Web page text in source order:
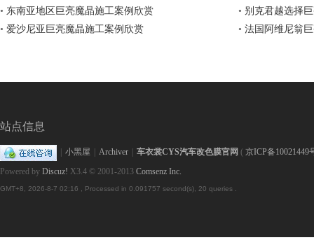
• 东南亚地区巨亮魔晶施工案例欣赏 • 别克君越选择
• 爱沙尼亚巨亮魔晶施工案例欣赏 • 法国阿维尼翁
站点信息
小黑屋 Archiver 车衣裳CYS汽车改色膜官网 ( 京ICP备10021449
Powered by Discuz! X3.4 © 2001-2013 Comsenz Inc.
GMT+8, 2026-8-7 02:16 , Processed in 0.091757 second(s), 20 queries .